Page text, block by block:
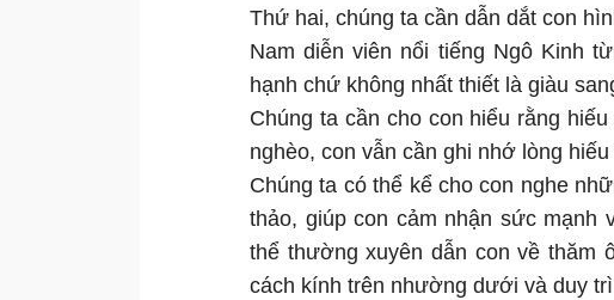
Thứ hai, chúng ta cần dẫn dắt con
Nam diễn viên nổi tiếng Ngô Kinh
hạnh chứ không nhất thiết là giàu
Chúng ta cần cho con hiểu rằng
nghèo, con vẫn cần ghi nhớ lòng
Chúng ta có thể kể cho con nghe
thảo, giúp con cảm nhận sức mạnh
thể thường xuyên dẫn con về thăm
cách kính trên nhường dưới và duy